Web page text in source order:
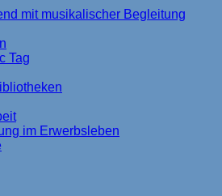
mit musikalischer Begleitung
Tag
im Erwerbsleben